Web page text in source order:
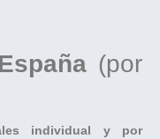
(por
individual y por